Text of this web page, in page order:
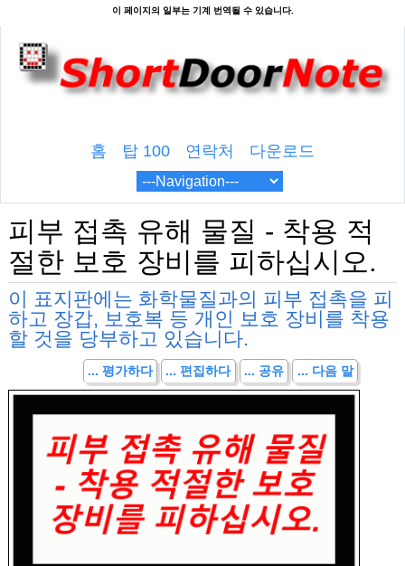
홈 탑 100 연락처 다운로드
피부 접촉 유해 물질 - 착용 적
절한 보호 장비를 피하십시오.
이 표지판에는 화학물질과의 피부 접촉을 피
하고 장갑, 보호복 등 개인 보호 장비를 착용
할 것을 당부하고 있습니다.
... 평가하다 ... 편집하다 ... 공유 ... 다음 말